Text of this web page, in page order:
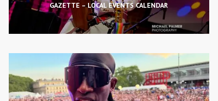
GAZETTE – LOCAL EVENTS CALENDAR